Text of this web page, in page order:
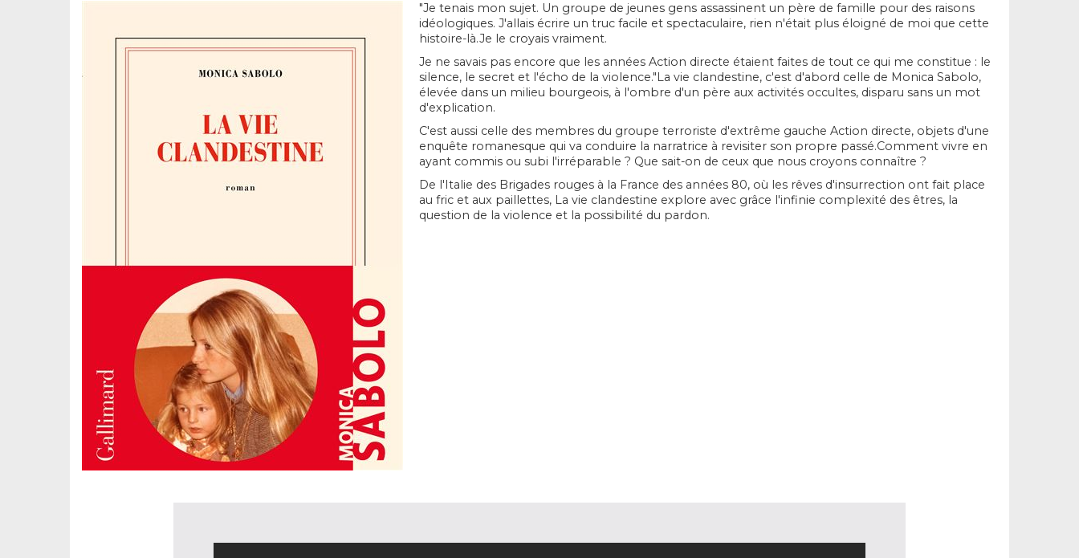
"Je tenais mon sujet. Un groupe de jeunes gens assassinent un père de famille pour des raisons
idéologiques. J'allais écrire un truc facile et spectaculaire, rien n'était plus éloigné de moi que cette
histoire-là.Je le croyais vraiment.
Je ne savais pas encore que les années Action directe étaient faites de tout ce qui me constitue : le
silence, le secret et l'écho de la violence."La vie clandestine, c'est d'abord celle de Monica Sabolo,
élevée dans un milieu bourgeois, à l'ombre d'un père aux activités occultes, disparu sans un mot
d'explication.
C'est aussi celle des membres du groupe terroriste d'extrême gauche Action directe, objets d'une
enquête romanesque qui va conduire la narratrice à revisiter son propre passé.Comment vivre en
ayant commis ou subi l'irréparable ? Que sait-on de ceux que nous croyons connaître ?
De l'Italie des Brigades rouges à la France des années 80, où les rêves d'insurrection ont fait place
au fric et aux paillettes, La vie clandestine explore avec grâce l'infinie complexité des êtres, la
question de la violence et la possibilité du pardon.